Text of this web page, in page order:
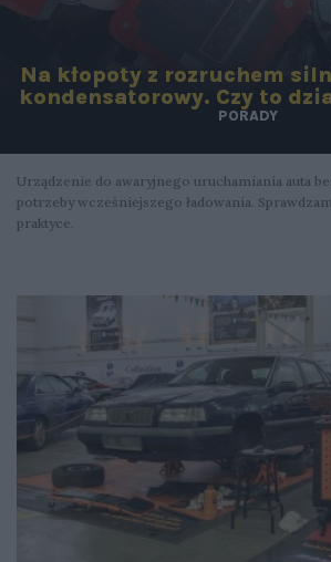
Na kłopoty z rozruchem
kondensatorowy. Czy to
PORADY
Urządzenie do awaryjnego uruchamiania auta
potrzeby wcześniejszego ładowania.
praktyce.